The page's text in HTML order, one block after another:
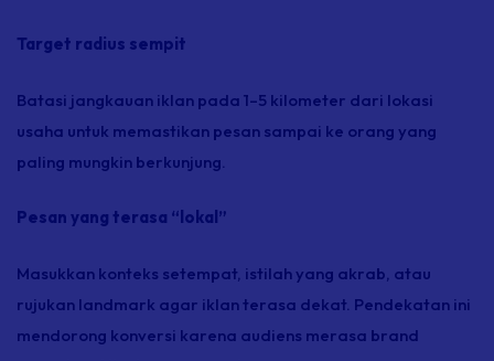
Target radius sempit
Batasi jangkauan iklan pada 1–5 kilometer dari lokasi
usaha untuk memastikan pesan sampai ke orang yang
paling mungkin berkunjung.
Pesan yang terasa “lokal”
Masukkan konteks setempat, istilah yang akrab, atau
rujukan landmark agar iklan terasa dekat. Pendekatan ini
mendorong konversi karena audiens merasa brand